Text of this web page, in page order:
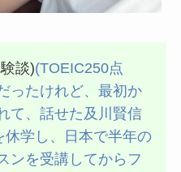
談)(TOEIC250点
ったけれど、最初か
て、話せた及川賢信
休学し、日本で半年の
ンを受講してからフ